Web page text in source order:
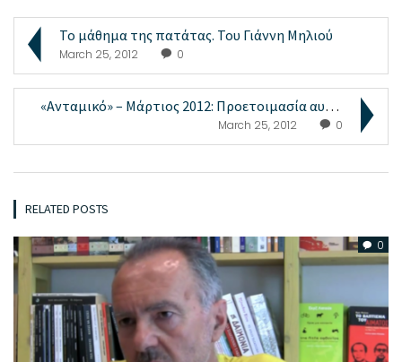
Το μάθημα της πατάτας. Του Γιάννη Μηλιού
March 25, 2012 0
«Ανταμικό» – Μάρτιος 2012: Προετοιμασία αυτοδιαχει...
March 25, 2012 0
RELATED POSTS
0